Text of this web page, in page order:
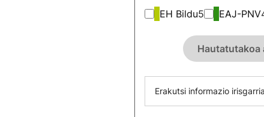
EH Bildu5 EAJ-PNV
Hautatutakoa
Erakutsi informazio irisgarria